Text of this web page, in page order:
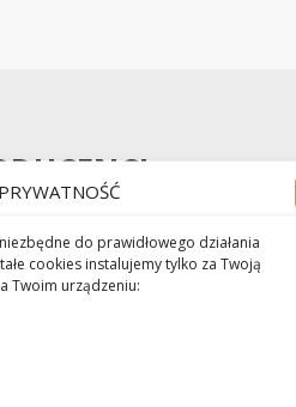
do prawidłowego działania
cookies instalujemy tylko za Twoją
Twoim urządzeniu: